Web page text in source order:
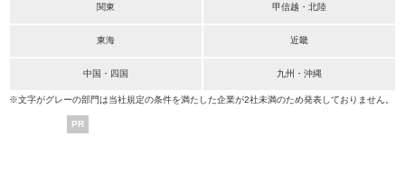
関東 甲信越・北陸
東海 近畿
中国・四国 九州・沖縄
※文字がグレーの部門は当社規定の条件を満たした企業が2社未満のため発表しておりません。
PR